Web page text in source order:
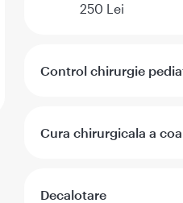
250 Lei
Control chirurgie
Cura chirurgicala a
Decalotare